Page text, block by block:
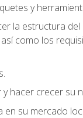
y
la estructura del
como los
hacer crecer su
en su mercado